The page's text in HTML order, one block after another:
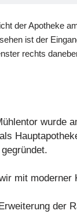
wurde
mit
der